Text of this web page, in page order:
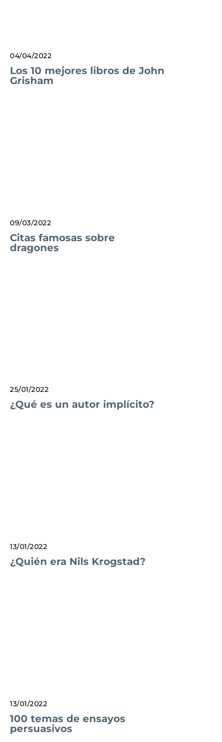
04/04/2022
Los 10 mejores libros de John
Grisham
09/03/2022
Citas famosas sobre
dragones
25/01/2022
¿Qué es un autor implícito?
13/01/2022
¿Quién era Nils Krogstad?
13/01/2022
100 temas de ensayos
persuasivos